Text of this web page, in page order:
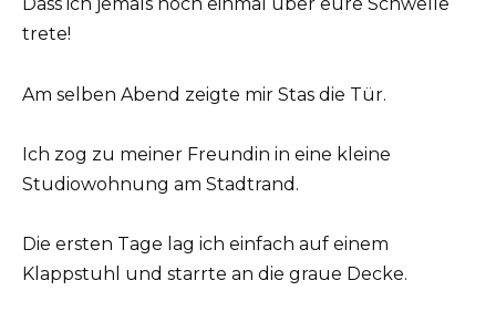
Dass ich jemals noch einmal über eure Schwelle
trete!
Am selben Abend zeigte mir Stas die Tür.
Ich zog zu meiner Freundin in eine kleine
Studiowohnung am Stadtrand.
Die ersten Tage lag ich einfach auf einem
Klappstuhl und starrte an die graue Decke.